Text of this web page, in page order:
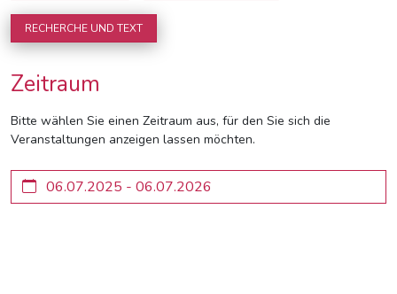
RECHERCHE UND TEXT
Zeitraum
Bitte wählen Sie einen Zeitraum aus, für den Sie sich die
Veranstaltungen anzeigen lassen möchten.